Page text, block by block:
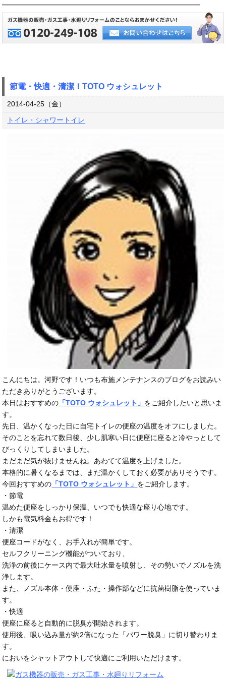
━━━━━━━━━━━━━━━━━━━━━━━━━━━━
節電・快適・清潔！TOTO ウォシュレット
2014-04-25（金）
トイレ・シャワートイレ
こんにちは。河野です！いつも布施メンテナンスのブログをお読みい
ただきありがとうございます。
本日はおすすめの 「TOTO ウォシュレット」 をご紹介したいと思いま
す。
先日、温かくなった日に自宅トイレの便座の温度をオフにしました。
そのことを忘れて数日後、少し肌寒い日に便座に座ると冷やっとして
びっくりしてしまいました。
まだまだ気が抜けませんね。あわてて温度を上げました。
本格的に暑くなるまでは、まだ温かくしておく必要がありそうです。
今回おすすめの 「TOTO ウォシュレット」 をご紹介します。
・節電
温めた便座をしっかり保温、いつでも快適な座り心地です。
しかも電気料金もお得です！
・清潔
便座コードがなく、お手入れが簡単です。
セルフクリーニング機能がついており、
洗浄の前後にケース内で最大吐水量を噴射し、その勢いでノズルを洗
浄します。
また、ノズル本体・便座・ふた・操作部などに抗菌樹脂を使っていま
す。
・快適
便座に座ると自動的に脱臭が開始されます。
使用後、吸い込み量が約2倍になった「パワー脱臭」に切り替わりま
す。
においをシャットアウトして快適にご利用いただけます。